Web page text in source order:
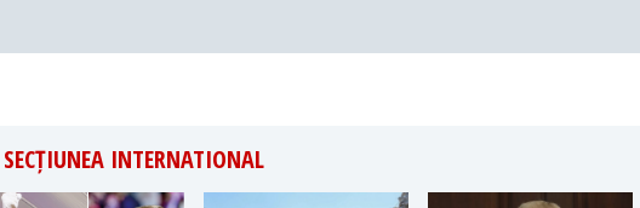
INTERNATIONAL